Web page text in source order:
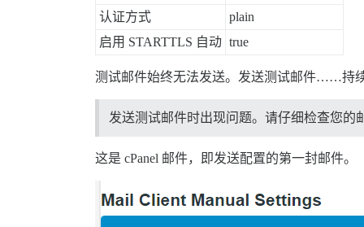
认证方式
plain
启用 STARTTLS 自动 true
测试邮件始终无法发送。发送测试邮件……持
发送测试邮件时出现问题。请仔细检查您
这是 cPanel 邮件，即发送配置的第一封邮件。